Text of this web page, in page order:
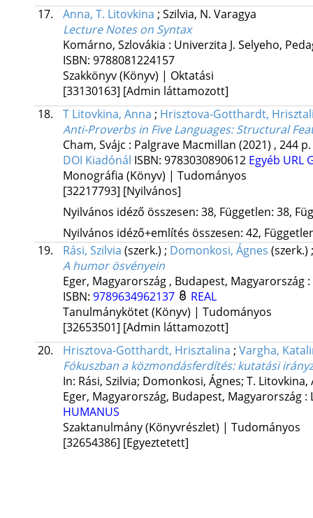
17.
Anna, T. Litovkina ; Szilvia, N. Varagya
Lecture Notes on Syntax
Komárno, Szlovákia : Univerzita J. Selyeho,
ISBN: 9788081224157
Szakkönyv (Könyv) | Oktatási
[33130163] [Admin láttamozott]
18.
T Litovkina, Anna ; Hrisztova-Gotthardt,
Anti-Proverbs in Five Languages: Structural
Cham, Svájc : Palgrave Macmillan (2021) , 244 p.
DOI Kiadónál ISBN: 9783030890612 Egyéb URL
Monográfia (Könyv) | Tudományos
[32217793] [Nyilvános]
Nyilvános idéző összesen: 38, Független: 38,
Nyilvános idéző+említés összesen: 42,
19.
Rási, Szilvia (szerk.) ; Domonkosi, Ágnes (szerk.)
A humor ösvényein
Eger, Magyarország , Budapest, Magyarország :
ISBN: 9789634962137
REAL
Tanulmánykötet (Könyv) | Tudományos
[32653501] [Admin láttamozott]
20.
Hrisztova-Gotthardt, Hrisztalina ; Vargha,
Fókuszban a közmondásferdítés: kutatási
In: Rási, Szilvia; Domonkosi, Ágnes; T.
Eger, Magyarország, Budapest, Magyarország :
HUMANUS
Szaktanulmány (Könyvrészlet) | Tudományos
[32654386] [Egyeztetett]